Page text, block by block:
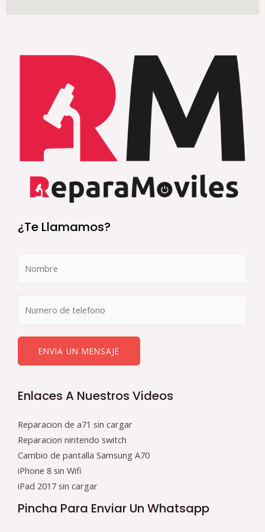
¿Te Llamamos?
ENVIA UN MENSAJE
Enlaces A Nuestros Videos
Reparacion de a71 sin cargar
Reparacion nintendo switch
Cambio de pantalla Samsung A70
iPhone 8 sin Wifi
iPad 2017 sin cargar
Pincha Para Enviar Un Whatsapp